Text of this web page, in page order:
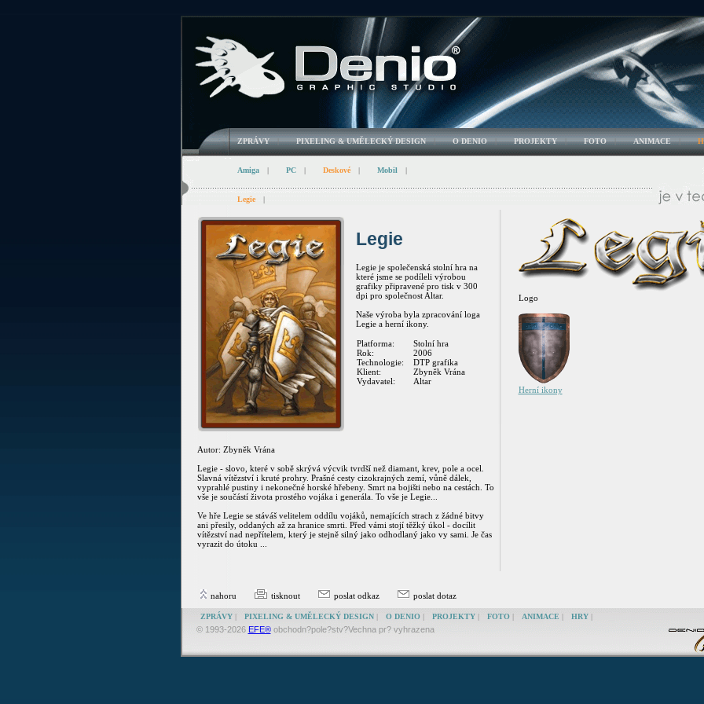
ZPRÁVY | PIXELING & UMĚLECKÝ DESIGN | O DENIO | PROJEKTY | FOTO | ANIMACE |
Amiga | PC | Deskové | Mobil |
Legie |
Legie
Legie je společenská stolní hra na
které jsme se podíleli výrobou
grafiky připravené pro tisk v 300
dpi pro společnost Altar.
Naše výroba byla zpracování loga
Legie a herní ikony.
Platforma:
Rok:
Technologie:
Klient:
Vydavatel:
Stolní hra
2006
DTP grafika
Zbyněk Vrána
Altar
Autor: Zbyněk Vrána
Legie - slovo, které v sobě skrývá výcvik tvrdší než diamant, krev, pole a ocel.
Slavná vítězství i kruté prohry. Prašné cesty cizokrajných zemí, vůně dálek,
vyprahlé pustiny i nekonečné horské hřebeny. Smrt na bojišti nebo na cestách. To
vše je součástí života prostého vojáka i generála. To vše je Legie...
Ve hře Legie se stáváš velitelem oddílu vojáků, nemajících strach z žádné bitvy
ani přesily, oddaných až za hranice smrti. Před vámi stojí těžký úkol - docílit
vítězství nad nepřítelem, který je stejně silný jako odhodlaný jako vy sami. Je čas
vyrazit do útoku ...
Logo
Herní ikony
nahoru tisknout poslat odkaz poslat dotaz
ZPRÁVY| PIXELING & UMĚLECKÝ DESIGN| O DENIO| PROJEKTY| FOTO| ANIMACE | HRY|
© 1993-2026 EFE®obchodn?pole?stv?Vechna pr? vyhrazena